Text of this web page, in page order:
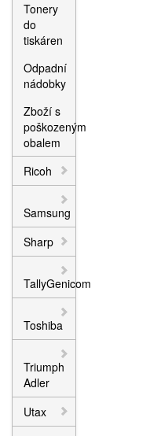
Tonery
do
tiskáren
Odpadní
nádobky
Zboží s
poškozeným
obalem
Ricoh
Samsung
Sharp
TallyGenicom
Toshiba
Triumph
Adler
Utax